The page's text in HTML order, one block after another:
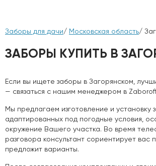
Заборы для дачи/ Московская область/
ЗАБОРЫ КУПИТЬ В
Если вы ищете заборы в Загорянском,
— связаться с нашим менеджером в
Мы предлагаем изготовление и установку
адаптированных под погодные условия,
окружение Вашего участка. Во время
разговора консультант сориентирует вас
предложит варианты.